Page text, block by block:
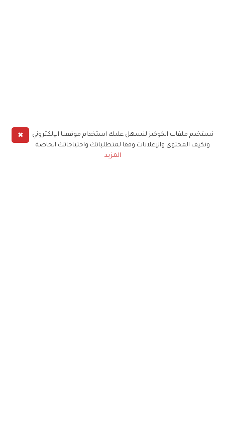
✖
نستخدم ملفات الكوكيز لنسهل عليك استخدام موقعنا الإلكتروني
ونكيف المحتوى والإعلانات وفقا لمتطلباتك واحتياجاتك الخاصة
المزيد